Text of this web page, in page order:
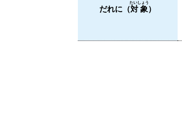
だれに（対象
たいしょう
）